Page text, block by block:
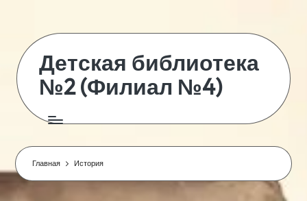
содержимомуДетская библиотека
№2 (Филиал №4)
Муниципальное
Главная История